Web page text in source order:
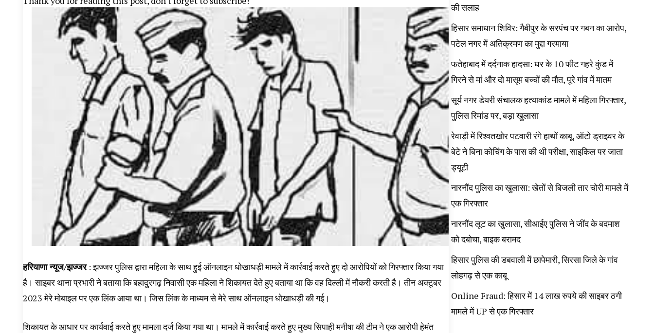
हरियाणा न्यूज/झज्जर: झज्जर पुलिस द्वारा महिला के साथ हुई ऑनलाइन धोखाधड़ी मामले में कार्रवाई करते हुए दो आरोपियों को गिरफ्तार किया गया
है। साइबर थाना प्रभारी ने बताया कि बहादुरगढ़ निवासी एक महिला ने शिकायत देते हुए बताया था कि वह दिल्ली में नौकरी करती है। तीन अक्टूबर
2023 मेरे मोबाइल पर एक लिंक आया था। जिस लिंक के माध्यम से मेरे साथ ऑनलाइन धोखाधड़ी की गई।
शिकायत के आधार पर कार्यवाई करते हुए मामला दर्ज किया गया था। मामले में कार्रवाई करते हुए मुख्य सिपाही मनीषा की टीम ने एक आरोपी हेमंत
की सलाह
हिसार समाधान शिविर: गैबीपुर के सरपंच पर गबन का आरोप,
पटेल नगर में अतिक्रमण का मुद्दा गरमाया
फतेहाबाद में दर्दनाक हादसा: घर के 10 फीट गहरे कुंड में
गिरने से मां और दो मासूम बच्चों की मौत, पूरे गांव में मातम
सूर्य नगर डेयरी संचालक हत्याकांड मामले में महिला गिरफ्तार,
पुलिस रिमांड पर, बड़ा खुलासा
रेवाड़ी में रिश्वतखोर पटवारी रंगे हाथों काबू, ऑटो ड्राइवर के
बेटे ने बिना कोचिंग के पास की थी परीक्षा, साइकिल पर जाता
ड्यूटी
नारनौंद पुलिस का खुलासा: खेतों से बिजली तार चोरी मामले में
एक गिरफ्तार
नारनौंद लूट का खुलासा, सीआईए पुलिस ने जींद के बदमाश
को दबोचा, बाइक बरामद
हिसार पुलिस की डबवाली में छापेमारी, सिरसा जिले के गांव
लोहगढ़ से एक काबू
Online Fraud: हिसार में 14 लाख रुपये की साइबर ठगी
मामले में UP से एक गिरफ्तार